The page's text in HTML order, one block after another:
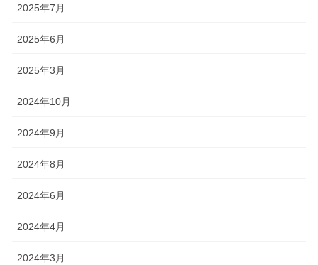
2025年7月
2025年6月
2025年3月
2024年10月
2024年9月
2024年8月
2024年6月
2024年4月
2024年3月